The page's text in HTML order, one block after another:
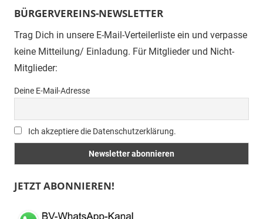
Beiträge
BÜRGERVEREINS-NEWSLETTER
Trag Dich in unsere E-Mail-Verteilerliste ein und verpasse
keine Mitteilung/ Einladung. Für Mitglieder und Nicht-
Mitglieder:
Deine E-Mail-Adresse
Ich akzeptiere die Datenschutzerklärung.
JETZT ABONNIEREN!